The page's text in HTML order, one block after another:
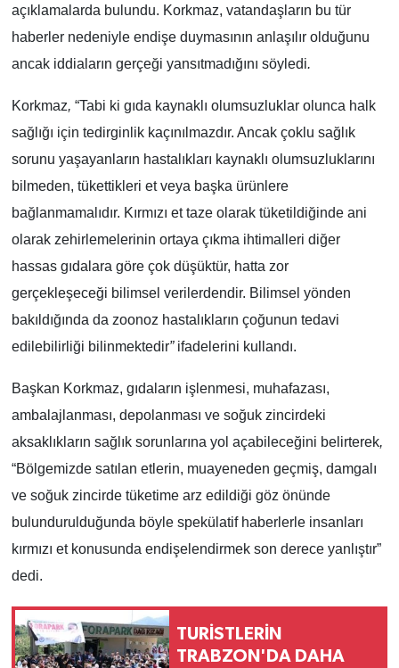
açıklamalarda bulundu. Korkmaz, vatandaşların bu tür
haberler nedeniyle endişe duymasının anlaşılır olduğunu
ancak iddiaların gerçeği yansıtmadığını söyledi.
Korkmaz, “Tabi ki gıda kaynaklı olumsuzluklar olunca halk
sağlığı için tedirginlik kaçınılmazdır. Ancak çoklu sağlık
sorunu yaşayanların hastalıkları kaynaklı olumsuzluklarını
bilmeden, tükettikleri et veya başka ürünlere
bağlanmamalıdır. Kırmızı et taze olarak tüketildiğinde ani
olarak zehirlemelerinin ortaya çıkma ihtimalleri diğer
hassas gıdalara göre çok düşüktür, hatta zor
gerçekleşeceği bilimsel verilerdendir. Bilimsel yönden
bakıldığında da zoonoz hastalıkların çoğunun tedavi
edilebilirliği bilinmektedir” ifadelerini kullandı.
Başkan Korkmaz, gıdaların işlenmesi, muhafazası,
ambalajlanması, depolanması ve soğuk zincirdeki
aksaklıkların sağlık sorunlarına yol açabileceğini belirterek,
“Bölgemizde satılan etlerin, muayeneden geçmiş, damgalı
ve soğuk zincirde tüketime arz edildiği göz önünde
bulundurulduğunda böyle spekülatif haberlerle insanları
kırmızı et konusunda endişelendirmek son derece yanlıştır”
dedi.
TURİSTLERİN
TRABZON'DA DAHA